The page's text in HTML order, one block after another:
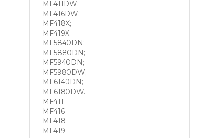
MF411DW;
MF416DW;
MF418X;
MF419X;
MF5840DN;
MF5880DN;
MF5940DN;
MF5980DW;
MF6140DN;
MF6180DW.
MF411
MF416
MF418
MF419